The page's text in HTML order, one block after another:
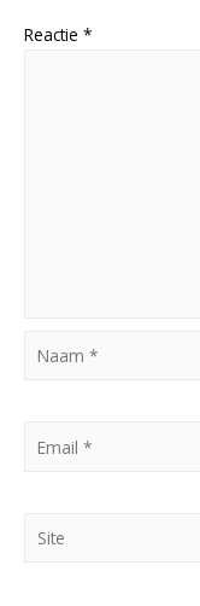
Reactie *
Naam